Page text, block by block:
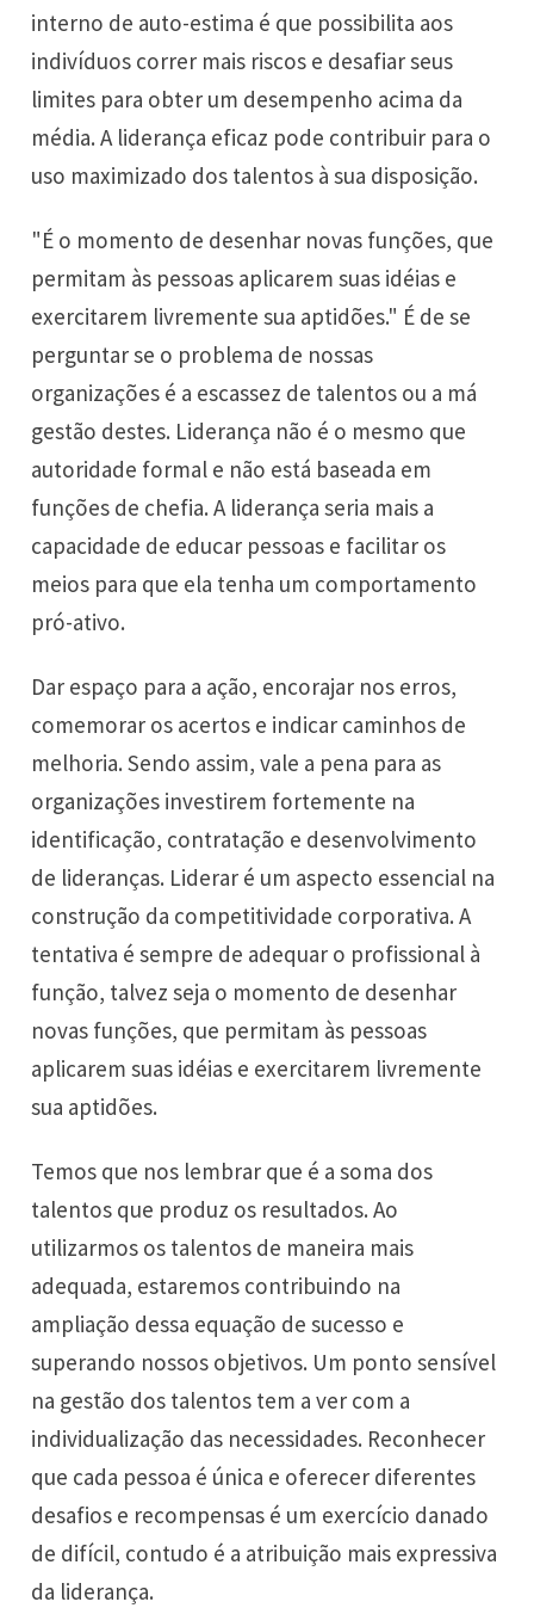
interno de auto-estima é que possibilita aos
indivíduos correr mais riscos e desafiar seus
limites para obter um desempenho acima da
média. A liderança eficaz pode contribuir para o
uso maximizado dos talentos à sua disposição.
"É o momento de desenhar novas funções, que
permitam às pessoas aplicarem suas idéias e
exercitarem livremente sua aptidões." É de se
perguntar se o problema de nossas
organizações é a escassez de talentos ou a má
gestão destes. Liderança não é o mesmo que
autoridade formal e não está baseada em
funções de chefia. A liderança seria mais a
capacidade de educar pessoas e facilitar os
meios para que ela tenha um comportamento
pró-ativo.
Dar espaço para a ação, encorajar nos erros,
comemorar os acertos e indicar caminhos de
melhoria. Sendo assim, vale a pena para as
organizações investirem fortemente na
identificação, contratação e desenvolvimento
de lideranças. Liderar é um aspecto essencial na
construção da competitividade corporativa. A
tentativa é sempre de adequar o profissional à
função, talvez seja o momento de desenhar
novas funções, que permitam às pessoas
aplicarem suas idéias e exercitarem livremente
sua aptidões.
Temos que nos lembrar que é a soma dos
talentos que produz os resultados. Ao
utilizarmos os talentos de maneira mais
adequada, estaremos contribuindo na
ampliação dessa equação de sucesso e
superando nossos objetivos. Um ponto sensível
na gestão dos talentos tem a ver com a
individualização das necessidades. Reconhecer
que cada pessoa é única e oferecer diferentes
desafios e recompensas é um exercício danado
de difícil, contudo é a atribuição mais expressiva
da liderança.